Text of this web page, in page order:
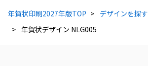
年賀状印刷2027年版TOP
デザインを探す
年賀状デザイン NLG005